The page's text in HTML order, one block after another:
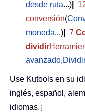
desde ruta...)
conversión(
moneda...) 7
dividir
avanzado,
Use Kutools en su
inglés, español,
idiomas.¡